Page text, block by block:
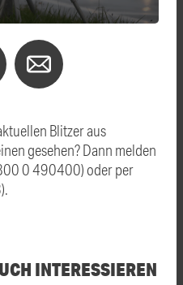
Blitzer aus
gesehen? Dann melden
0 490400) oder per
INTERESSIEREN